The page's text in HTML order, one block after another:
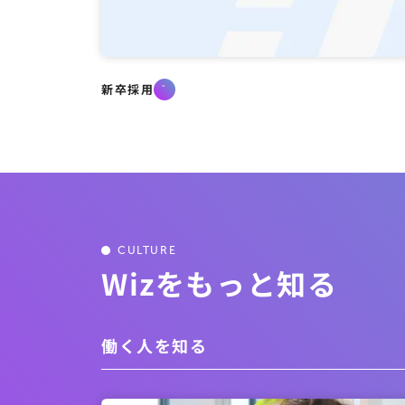
新卒採用
CULTURE
Wizをもっと知る
働く人を知る